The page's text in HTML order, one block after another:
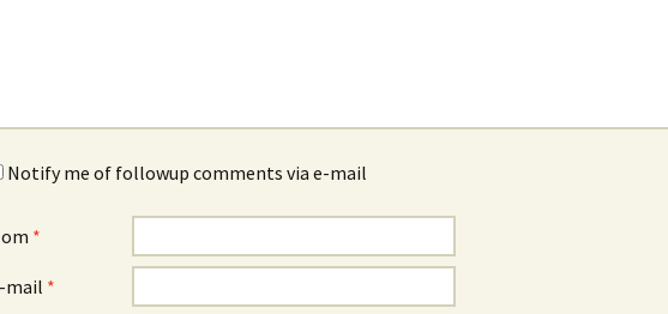
Notify me of followup comments via e-mail
*
mail *